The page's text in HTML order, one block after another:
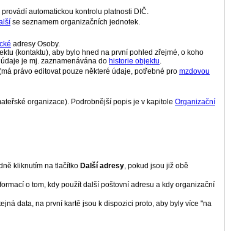
automatickou kontrolu platnosti DIČ.
se seznamem organizačních jednotek.
adresy Osoby.
(kontaktu), aby bylo hned na první pohled zřejmé, o koho
je mj. zaznamenávána do historie objektu.
právo editovat pouze některé údaje, potřebné pro mzdovou
organizace). Podrobnější popis je v kapitole Organizační
kliknutím na tlačítko Další adresy, pokud jsou již obě
o tom, kdy použít další poštovní adresu a kdy organizační
data, na první kartě jsou k dispozici proto, aby byly více "na